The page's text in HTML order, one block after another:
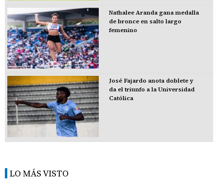
Nathalee Aranda gana medalla
de bronce en salto largo
femenino
José Fajardo anota doblete y
da el triunfo a la Universidad
Católica
LO MÁS VISTO